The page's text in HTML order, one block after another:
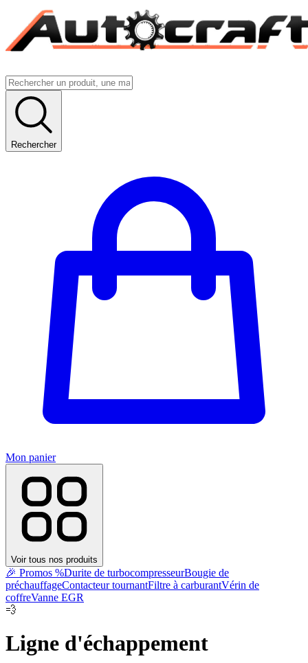
Rechercher
Mon panier
Voir tous nos produits
🎉 Promos %Durite de turbocompresseurBougie de
préchauffageContacteur tournantFiltre à carburantVérin de
coffreVanne EGR
💨
Ligne d'échappement